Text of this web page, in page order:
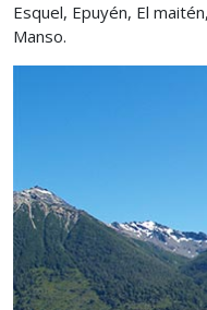
Esquel, Epuyén, El
Manso.